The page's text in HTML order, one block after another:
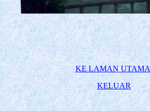
KE LAMAN UTAMA
KELUAR